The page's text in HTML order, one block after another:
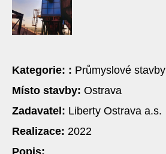
Kategorie: : Průmyslové stavby
Místo stavby: Ostrava
Zadavatel: Liberty Ostrava a.s.
Realizace: 2022
Popis: